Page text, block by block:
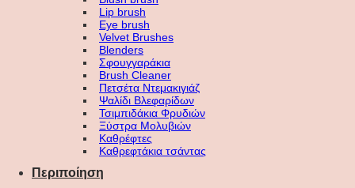
Lip brush
Eye brush
Velvet Brushes
Blenders
Σφουγγαράκια
Brush Cleaner
Πετσέτα Ντεμακιγιάζ
Ψαλίδι Βλεφαρίδων
Τσιμπιδάκια Φρυδιών
Ξύστρα Μολυβιών
Καθρέφτες
Καθρεφτάκια τσάντας
Περιποίηση